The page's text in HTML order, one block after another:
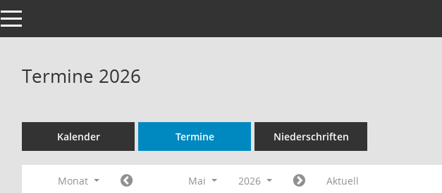
Toggle navigation
Termine 2026
Kalender Termine Niederschriften
Monat Mai 2026 Aktuell